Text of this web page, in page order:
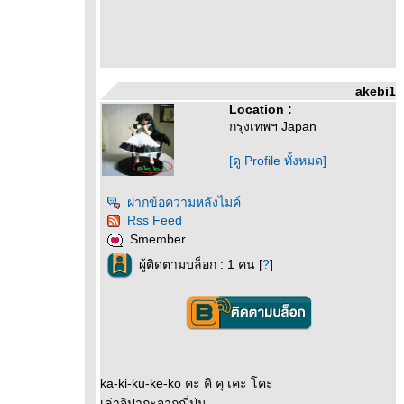
akebi1
Location :
กรุงเทพฯ Japan
[ดู Profile ทั้งหมด]
ฝากข้อความหลังไมค์
Rss Feed
Smember
ผู้ติดตามบล็อก : 1 คน [?]
ka-ki-ku-ke-ko คะ คิ คุ เคะ โคะ